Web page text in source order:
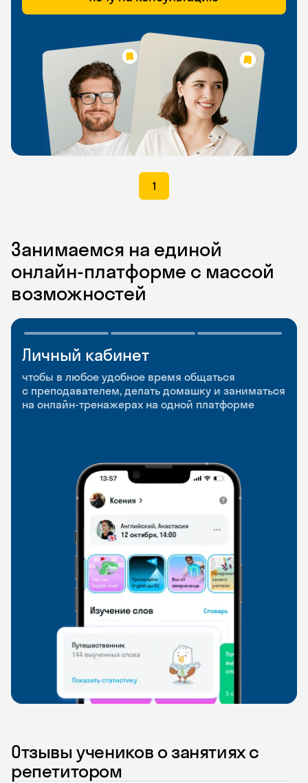
1
Занимаемся на единой
онлайн-платформе с массой
возможностей
Личный кабинет
чтобы в любое удобное время общаться
с преподавателем, делать домашку и заниматься
на онлайн-тренажерах на одной платформе
Мобильное
приложение
чтобы заниматься и изучать новые слова где
и когда удобно
Разговорные клубы
и Talks
Групповые занятия для разговорной практики
и индивидуальные встречи с преподавателями
Отзывы учеников о занятиях с
репетитором